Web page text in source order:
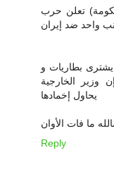
تعلن حرب
واحد ضد إيران
بطاريات و
وزير الخارجية
يحاول إخمادها
ما فات الأوان
Reply